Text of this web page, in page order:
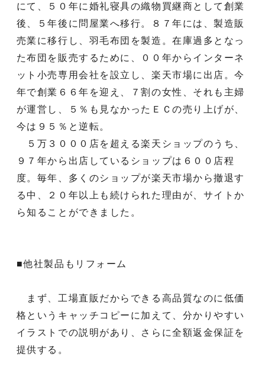
にて、５０年に婚礼寝具の織物買継商として創業
後、５年後に問屋業へ移行。８７年には、製造販
売業に移行し、羽毛布団を製造。在庫過多となっ
た布団を販売するために、００年からインターネ
ット小売専用会社を設立し、楽天市場に出店。今
年で創業６６年を迎え、７割の女性、それも主婦
が運営し、５％も見なかったＥＣの売り上げが、
今は９５％と逆転。
５万３０００店を超える楽天ショップのうち、
９７年から出店しているショップは６００店程
度。毎年、多くのショップが楽天市場から撤退す
る中、２０年以上も続けられた理由が、サイトか
ら知ることができました。
■他社製品もリフォーム
まず、工場直販だからできる高品質なのに低価
格というキャッチコピーに加えて、分かりやすい
イラストでの説明があり、さらに全額返金保証を
提供する。